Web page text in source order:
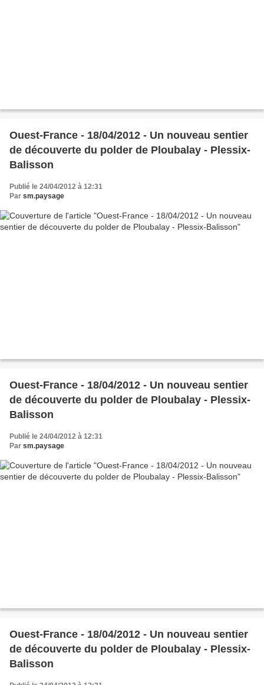
Ouest-France - 18/04/2012 - Un nouveau sentier
de découverte du polder de Ploubalay - Plessix-
Balisson
Publié le 24/04/2012 à 12:31
Par sm.paysage
Ouest-France - 18/04/2012 - Un nouveau sentier
de découverte du polder de Ploubalay - Plessix-
Balisson
Publié le 24/04/2012 à 12:31
Par sm.paysage
Ouest-France - 18/04/2012 - Un nouveau sentier
de découverte du polder de Ploubalay - Plessix-
Balisson